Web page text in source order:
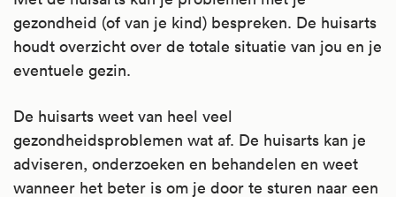
gezondheid (of van je kind) bespreken. De huisarts
houdt overzicht over de totale situatie van jou en je
eventuele gezin.
De huisarts weet van heel veel
gezondheidsproblemen wat af. De huisarts kan je
adviseren, onderzoeken en behandelen en weet
wanneer het beter is om je door te sturen naar een